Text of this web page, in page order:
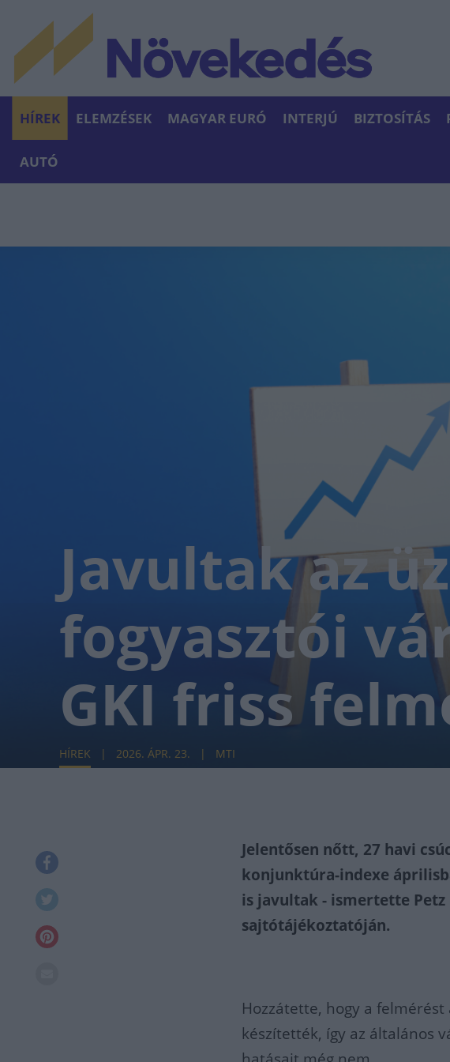
HÍREK ELEMZÉSEK MAGYAR EURÓ INTERJÚ BIZTOSÍTÁS
AUTÓ
Javultak az
fogyasztói
GKI friss
HÍREK 2026. ÁPR. 23. MTI
Jelentősen nőtt, 27 havi
konjunktúra-indexe
is javultak - ismertette Petz
sajtótájékoztatóján.
Hozzátette, hogy a
készítették, így az általános